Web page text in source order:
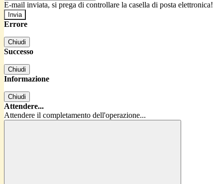
E-mail inviata, si prega di controllare la casella di posta elettronica!
Errore
Chiudi
Successo
Chiudi
Informazione
Chiudi
Attendere...
Attendere il completamento dell'operazione...